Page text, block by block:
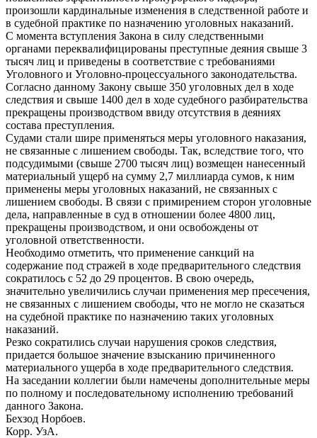
произошли кардинальные изменения в следственной работе и
в судебной практике по назначению уголовных наказаний.
С момента вступления Закона в силу следственными
органами переквалифицированы преступные деяния свыше 3
тысяч лиц и приведены в соответствие с требованиями
Уголовного и Уголовно-процессуального законодательства.
Согласно данному Закону свыше 350 уголовных дел в ходе
следствия и свыше 1400 дел в ходе судебного разбирательства
прекращены производством ввиду отсутствия в деяниях
состава преступления.
Судами стали шире применяться меры уголовного наказания,
не связанные с лишением свободы. Так, вследствие того, что
подсудимыми (свыше 2700 тысяч лиц) возмещен нанесенный
материальный ущерб на сумму 2,7 миллиарда сумов, к ним
применены меры уголовных наказаний, не связанных с
лишением свободы. В связи с примирением сторон уголовные
дела, направленные в суд в отношении более 4800 лиц,
прекращены производством, и они освобождены от
уголовной ответственности.
Необходимо отметить, что применение санкций на
содержание под стражей в ходе предварительного следствия
сократилось с 52 до 29 процентов. В свою очередь,
значительно увеличились случаи применения мер пресечения,
не связанных с лишением свободы, что не могло не сказаться
на судебной практике по назначению таких уголовных
наказаний.
Резко сократились случаи нарушения сроков следствия,
придается большое значение взысканию причиненного
материального ущерба в ходе предварительного следствия.
На заседании коллегии были намечены дополнительные меры
по полному и последовательному исполнению требований
данного Закона.
Бехзод Норбоев.
Корр. УзА.